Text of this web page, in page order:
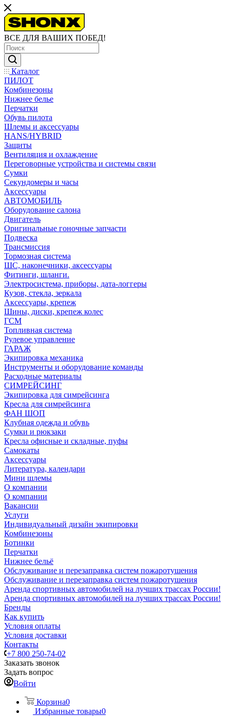
ВСЕ ДЛЯ ВАШИХ ПОБЕД!
Каталог
ПИЛОТ
Комбинезоны
Нижнее белье
Перчатки
Обувь пилота
Шлемы и аксессуары
HANS/HYBRID
Защиты
Вентиляция и охлаждение
Переговорные устройства и системы связи
Сумки
Секундомеры и часы
Аксессуары
АВТОМОБИЛЬ
Оборудование салона
Двигатель
Оригинальные гоночные запчасти
Подвеска
Трансмиссия
Тормозная система
ШС, наконечники, аксессуары
Фитинги, шланги.
Электросистема, приборы, дата-логгеры
Кузов, стекла, зеркала
Аксессуары, крепеж
Шины, диски, крепеж колес
ГСМ
Топливная система
Рулевое управление
ГАРАЖ
Экипировка механика
Инструменты и оборудование команды
Расходные материалы
СИМРЕЙСИНГ
Экипировка для симрейсинга
Кресла для симрейсинга
ФАН ШОП
Клубная одежда и обувь
Сумки и рюкзаки
Кресла офисные и складные, пуфы
Самокаты
Аксессуары
Литература, календари
Мини шлемы
О компании
О компании
Вакансии
Услуги
Индивидуальный дизайн экипировки
Комбинезоны
Ботинки
Перчатки
Нижнее бельё
Обслуживание и перезаправка систем пожаротушения
Обслуживание и перезаправка систем пожаротушения
Аренда спортивных автомобилей на лучших трассах России!
Аренда спортивных автомобилей на лучших трассах России!
Бренды
Как купить
Условия оплаты
Условия доставки
Контакты
+7 800 250-74-02
Заказать звонок
Задать вопрос
Войти
Корзина0
Избранные товары0